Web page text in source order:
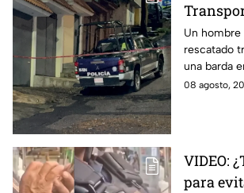
arrolla,
hombre
Un
rescatado
una barda
Tlalpan,
08 agosto,
VIDEO:
para